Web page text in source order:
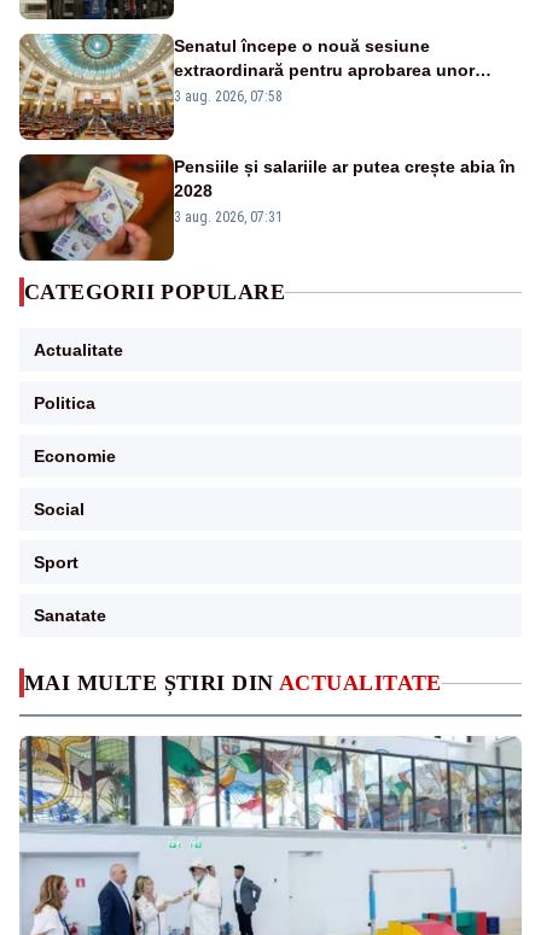
MAI MULTE ȘTIRI DIN ACTUALITATE
Senatul începe o nouă sesiune
extraordinară pentru aprobarea unor
jaloane din PNRR
3 aug. 2026, 07:58
Pensiile și salariile ar putea crește abia în
2028
3 aug. 2026, 07:31
CATEGORII POPULARE
Actualitate
Politica
Economie
Social
Sport
Sanatate